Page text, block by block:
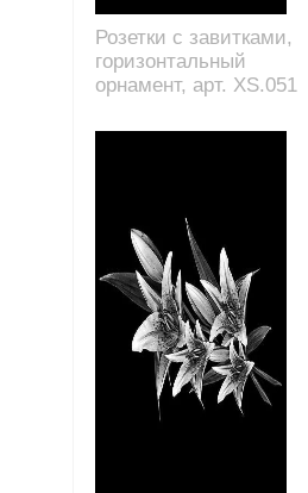
Розетки с завитками,
горизонтальный
орнамент, арт. XS.051